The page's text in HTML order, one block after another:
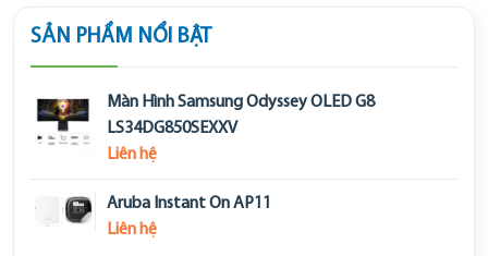
SẢN PHẨM NỔI BẬT
Màn Hình Samsung Odyssey OLED G8
LS34DG850SEXXV
Liên hệ
Aruba Instant On AP11
Liên hệ